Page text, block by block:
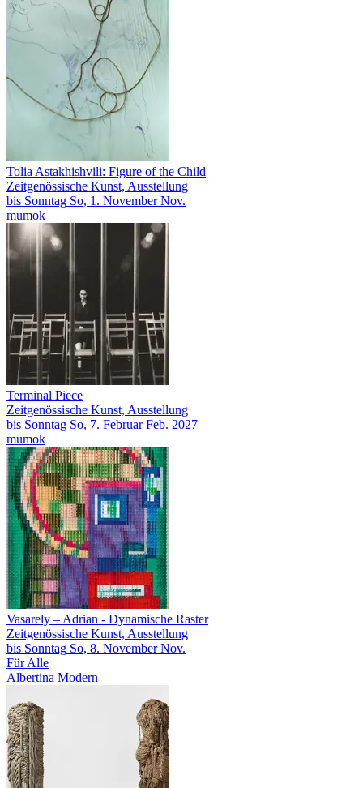
Tolia Astakhishvili: Figure of the Child
Zeitgenössische Kunst, Ausstellung
bis Sonntag So, 1. November Nov.
mumok
Terminal Piece
Zeitgenössische Kunst, Ausstellung
bis Sonntag So, 7. Februar Feb. 2027
mumok
Vasarely – Adrian - Dynamische Raster
Zeitgenössische Kunst, Ausstellung
bis Sonntag So, 8. November Nov.
Für Alle
Albertina Modern